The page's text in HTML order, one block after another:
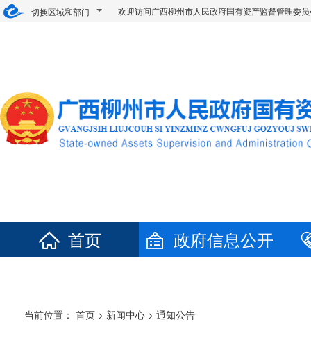
切换区域和部门 欢迎访问广西柳州市人民政府国有资产监督管理委
首页 政府信息公开
当前位置： 首页 > 新闻中心 > 通知公告